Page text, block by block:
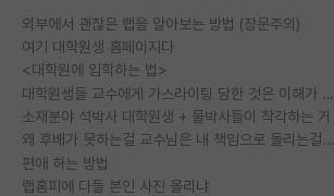
외부에서 괜찮은 랩을 알아보는 방법 (장문주의)
여기 대학원생 홈페이지다
<대학원에 입학하는 법>
대학원생들 교수에게 가스라이팅 당한 것은 이해가 갑니다. 안타깝네요.
소재분야 석박사 대학원생 + 물박사들이 착각하는 거
왜 후배가 못하는걸 교수님은 내 책임으로 돌리는걸까요?
편애 하는 방법
랩홈피에 다들 본인 사진 올리냐